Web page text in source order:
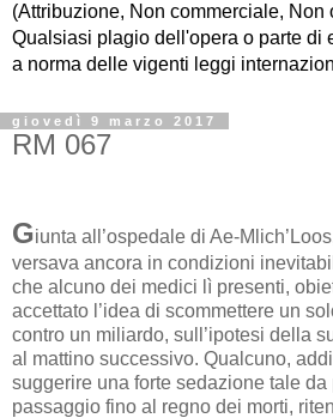
(Attribuzione, Non commerciale, Non
Qualsiasi plagio dell'opera o parte di
a norma delle vigenti leggi
giovedì 9 marzo 2017
RM 067
Giunta all’ospedale di Ae-
versava ancora in condizioni
che alcuno dei medici lì presenti,
accettato l’idea di scommettere un
contro un miliardo, sull’ipotesi della
al mattino successivo. Qualcuno,
suggerire una forte sedazione tale
passaggio fino al regno dei morti,